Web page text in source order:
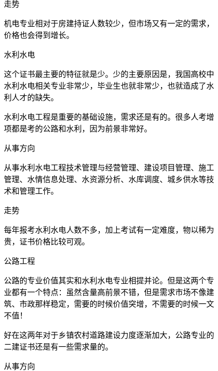
走势
机电专业相对于房建持证人数较少，但市场又有一定的需求，
价格也会得到增长。
水利水电
这个证书最主要的特征就是少。少的主要原因是，我国高校中
水利水电相关专业非常少，毕业生也就非常少，也就造成了水
利人才的缺失。
水利水电工程是重要的基础设施，需求还是有的。很多人考增
项都是考的公路和水利，因为前景非常好。
从事方向
从事水利水电工程技术管理与经营管理、建设项目管理、施工
管理、水情信息处理、水资源分析、水库调度、城乡供水等技
术和管理工作。
走势
每年报考水利水电人数不多，加上考试有一定难度，物以稀为
贵，证书价格比较可观。
公路工程
公路的专业价值其实和水利水电专业相提并论。但是这两个专
业都有一个特点：虽然含量高前景不错，但是需求市场不像建
筑、市政那样稳定，需要的时候价值突增，不需要的时候一文
不值！
好在这两年对于乡镇农村道路建设力度逐渐加大，公路专业的
二建证书还是有一些需求量的。
从事方向